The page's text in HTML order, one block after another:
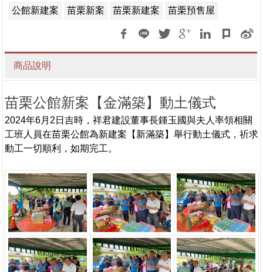
公館新建案
苗栗新案 苗栗新建案 苗栗預售屋
商品說明
苗栗公館新案【金滿築】動土儀式
2024年6月2日吉時，祥君建設董事長鍾玉國與夫人率領相關
工班人員在苗栗公館為新建案【新滿築】舉行動土儀式，祈求
動工一切順利，如期完工。